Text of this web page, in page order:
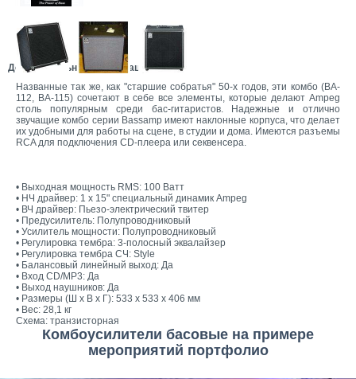
Дополнительная информация:
Названные так же, как "старшие собратья" 50-х годов, эти комбо (BA-
112, BA-115) сочетают в себе все элементы, которые делают Ampeg
столь популярным среди бас-гитаристов. Надежные и отлично
звучащие комбо серии Bassamp имеют наклонные корпуса, что делает
их удобными для работы на сцене, в студии и дома. Имеются разъемы
RCA для подключения CD-плеера или секвенсера.
• Выходная мощность RMS: 100 Ватт
• НЧ драйвер: 1 x 15" специальный динамик Ampeg
• ВЧ драйвер: Пьезо-электрический твитер
• Предусилитель: Полупроводниковый
• Усилитель мощности: Полупроводниковый
• Регулировка тембра: 3-полосный эквалайзер
• Регулировка тембра СЧ: Style
• Балансовый линейный выход: Да
• Вход CD/MP3: Да
• Выход наушников: Да
• Размеры (Ш x В x Г): 533 x 533 x 406 мм
• Вес: 28,1 кг
Схема: транзисторная
Комбоусилители басовые на примере
мероприятий портфолио